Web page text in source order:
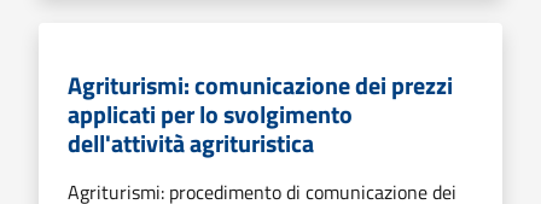
Agriturismi: comunicazione dei prezzi
applicati per lo svolgimento
dell'attività agrituristica
Agriturismi: procedimento di comunicazione dei